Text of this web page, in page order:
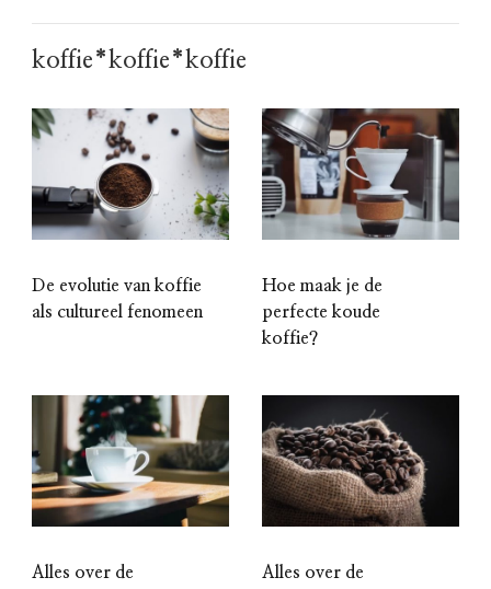
koffie*koffie*koffie
De evolutie van koffie
als cultureel fenomeen
Hoe maak je de
perfecte koude
koffie?
Alles over de
Alles over de